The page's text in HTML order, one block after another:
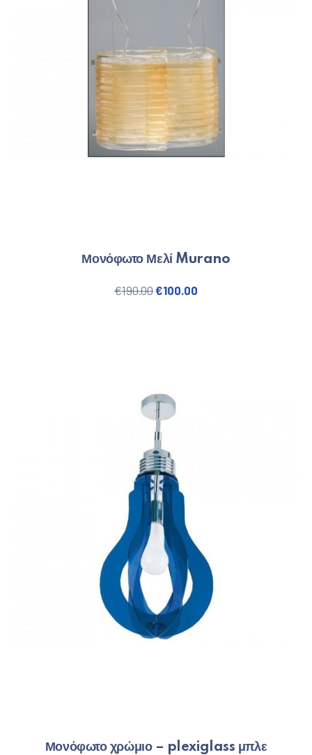
Μονόφωτο Μελί Murano
€190.00Original price was: €190.00.
€100.00
Μονόφωτο χρώμιο – plexiglass μπλε